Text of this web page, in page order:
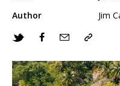
Author
Jim